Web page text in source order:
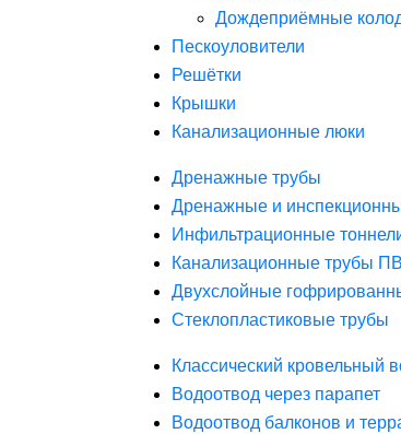
Дождеприёмные
Пескоуловители
Решётки
Крышки
Канализационные люки
Дренажные трубы
Дренажные и
Инфильтрационные
Канализационные трубы
Двухслойные
Стеклопластиковые трубы
Классический кровельный
Водоотвод через парапет
Водоотвод балконов и